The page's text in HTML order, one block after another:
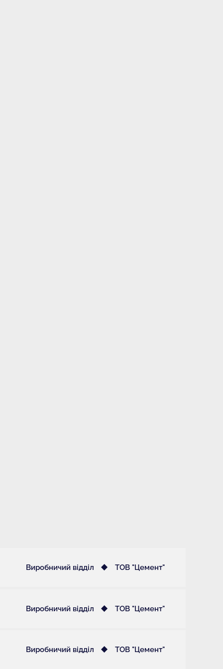
Виробничий відділ ТОВ "Цемент"
Виробничий відділ ТОВ "Цемент"
Виробничий відділ ТОВ "Цемент"